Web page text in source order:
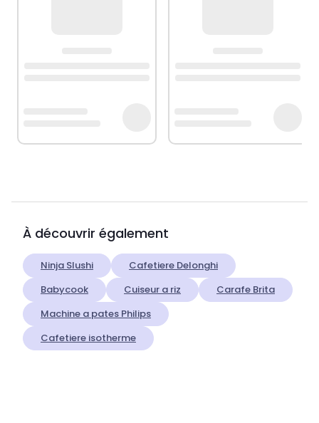
À découvrir également
Ninja Slushi
Cafetiere Delonghi
Babycook
Cuiseur a riz
Carafe Brita
Machine a pates Philips
Cafetiere isotherme